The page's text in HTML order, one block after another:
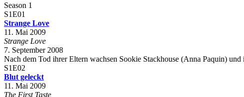
Season 1
S1E01
Strange Love
11. Mai 2009
Strange Love
7. September 2008
Nach dem Tod ihrer Eltern wachsen Sookie Stackhouse (Anna Paquin)
S1E02
Blut geleckt
11. Mai 2009
The First Taste